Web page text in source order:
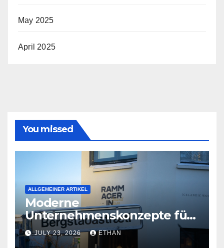
May 2025
April 2025
You missed
ALLGEMEINER ARTIKEL
Moderne
Unternehmenskonzepte für
wirtschaftliche
Organisationsreife
JULY 23, 2026 ETHAN